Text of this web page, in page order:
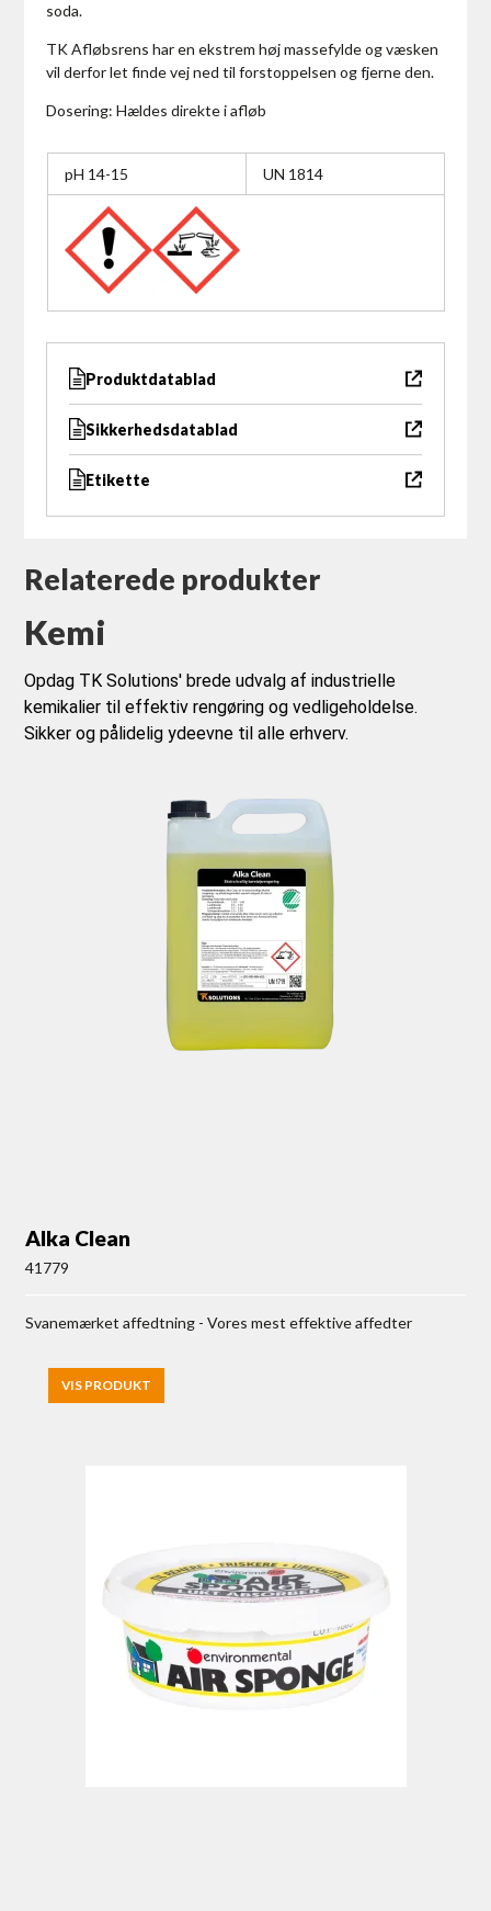
soda.
TK Afløbsrens har en ekstrem høj massefylde og væsken
vil derfor let finde vej ned til forstoppelsen og fjerne den.
Dosering: Hældes direkte i afløb
pH 14-15 UN 1814
Produktdatablad
Sikkerhedsdatablad
Etikette
Relaterede produkter
Kemi
Opdag TK Solutions' brede udvalg af industrielle
kemikalier til effektiv rengøring og vedligeholdelse.
Sikker og pålidelig ydeevne til alle erhverv.
Alka Clean
41779
Svanemærket affedtning - Vores mest effektive affedter
VIS PRODUKT